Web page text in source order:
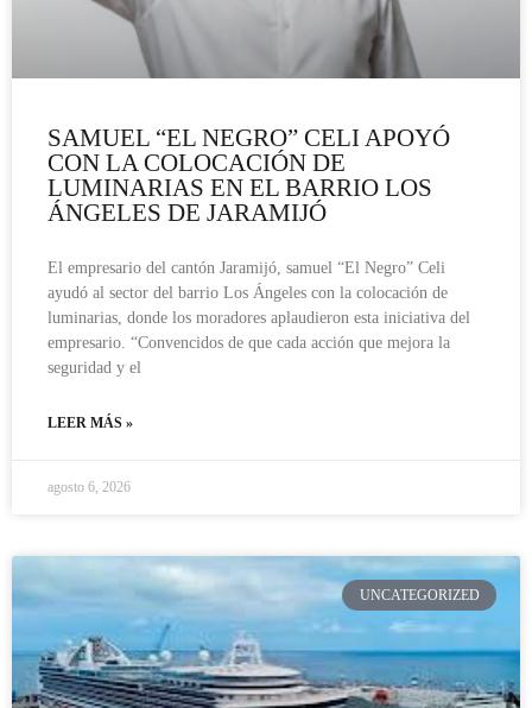
SAMUEL “EL NEGRO” CELI APOYÓ
CON LA COLOCACIÓN DE
LUMINARIAS EN EL BARRIO LOS
ÁNGELES DE JARAMIJÓ
El empresario del cantón Jaramijó, samuel “El Negro” Celi
ayudó al sector del barrio Los Ángeles con la colocación de
luminarias, donde los moradores aplaudieron esta iniciativa del
empresario. “Convencidos de que cada acción que mejora la
seguridad y el
LEER MÁS »
agosto 6, 2026
UNCATEGORIZED